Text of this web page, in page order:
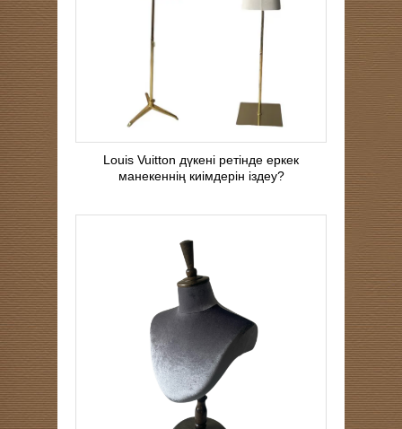
Louis Vuitton дүкені ретінде еркек
манекеннің киімдерін іздеу?